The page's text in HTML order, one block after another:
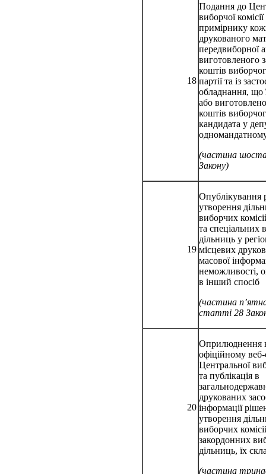
18
Подання до
виборчої
примірнику
друкованого
передвиборної
виготовленого
коштів
партії та із
обладнання, що
або
коштів
кандидата у
(частина
Закону)
19
Опублікування
утворення
виборчих
та спеціальних
дільниць у
місцевих
масової
неможливості,
в інший спосіб
(частина
статті 28
20
Оприлюднення
офіційному веб-
Центральної
та публікація в
друкованих
інформації
утворення
виборчих
закордонних
дільниць, їх
(частина